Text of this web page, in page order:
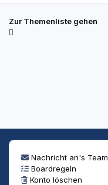
Zur Themenliste gehen
Nachricht an's Team
Boardregeln
Konto löschen